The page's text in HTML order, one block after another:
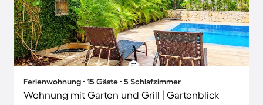
Ferienwohnung ∙ 15 Gäste ∙ 5 Schlafzimmer
Wohnung mit Garten und Grill | Gartenblick